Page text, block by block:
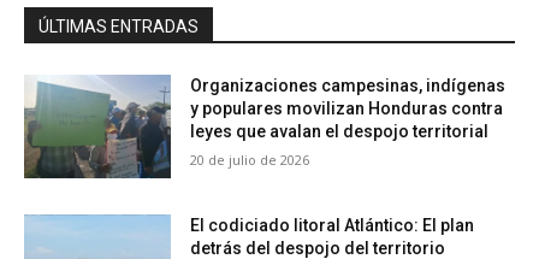
ÚLTIMAS ENTRADAS
Organizaciones campesinas, indígenas
y populares movilizan Honduras contra
leyes que avalan el despojo territorial
20 de julio de 2026
El codiciado litoral Atlántico: El plan
detrás del despojo del territorio